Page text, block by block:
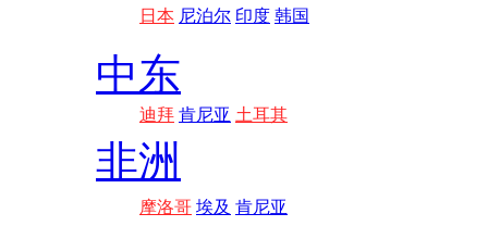
日本 尼泊尔 印度 韩国
中东
迪拜 肯尼亚 土耳其
非洲
摩洛哥 埃及 肯尼亚